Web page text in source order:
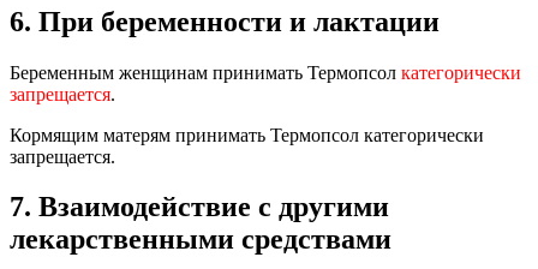
6. При беременности и лактации
Беременным женщинам принимать Термопсол категорически
запрещается.
Кормящим матерям принимать Термопсол категорически
запрещается.
7. Взаимодействие с другими
лекарственными средствами